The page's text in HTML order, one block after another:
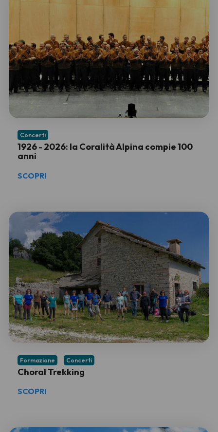
1926 - 2026: la Coralità Alpina compie 100
anni
Concerti
SCOPRI
Choral Trekking
Formazione Concerti
SCOPRI